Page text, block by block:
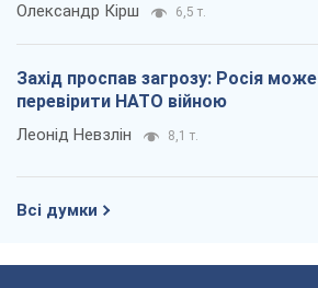
Олександр Кірш 6,5 т.
Захід проспав загрозу: Росія може
перевірити НАТО війною
Леонід Невзлін 8,1 т.
Всі думки